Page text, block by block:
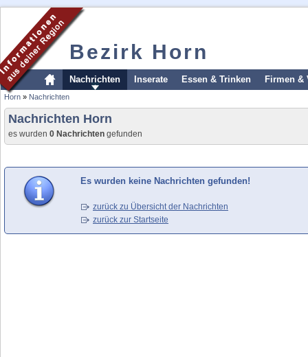
Bezirk Horn
Nachrichten Inserate Essen & Trinken Firmen &
Horn » Nachrichten
Nachrichten Horn
es wurden 0 Nachrichten gefunden
Es wurden keine Nachrichten gefunden!
zurück zu Übersicht der Nachrichten
zurück zur Startseite